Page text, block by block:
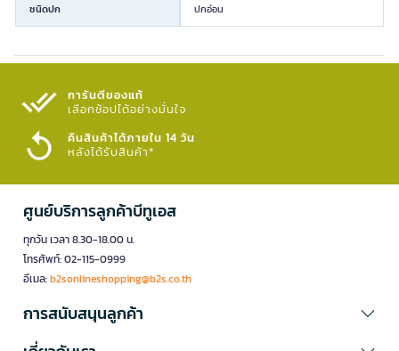
ชนิดปก ปกอ่อน
การันตีของแท้
เลือกช้อปได้อย่างมั่นใจ​
คืนสินค้าได้ภายใน 14 วัน
หลังได้รับสินค้า*
ศูนย์บริการลูกค้าบีทูเอส
ทุกวัน เวลา 8.30-18.00 น.
โทรศัพท์: 02-115-0999
อีเมล:b2sonlineshopping@b2s.co.th
การสนับสนุนลูกค้า